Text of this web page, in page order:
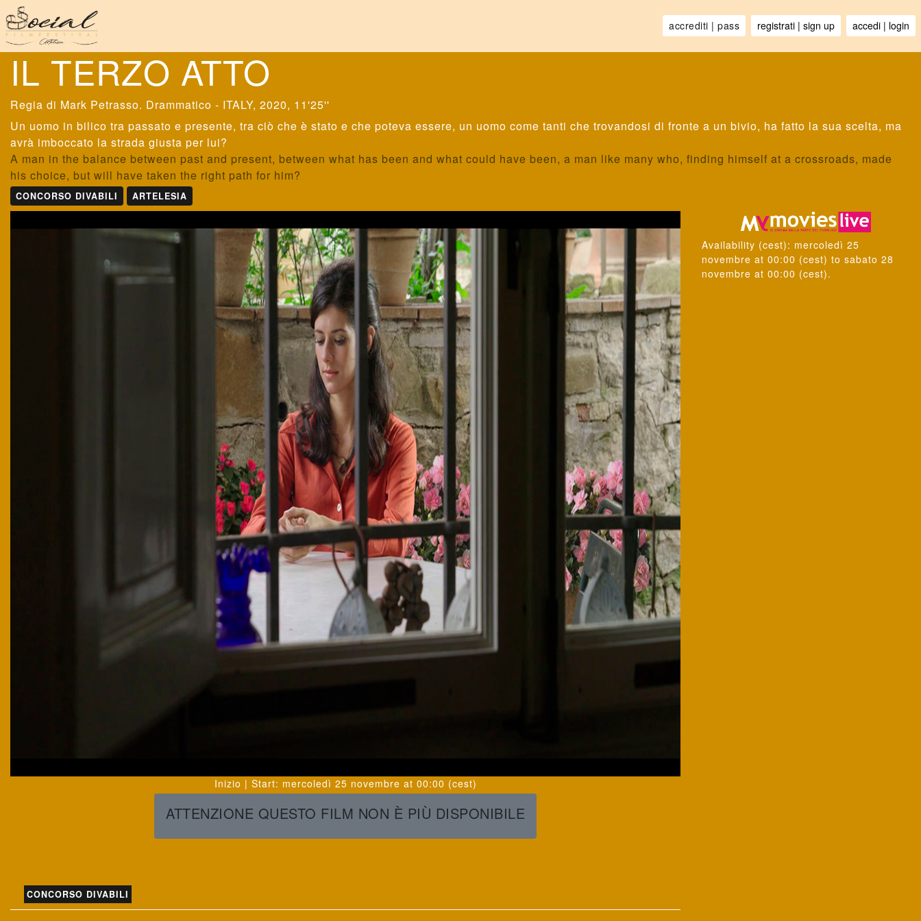
IL TERZO ATTO
Mark Petrasso. Drammatico - ITALY, 2020, 11'25''
Un uomo in bilico tra passato e presente, tra ciò che è stato e che poteva essere, un uomo come tanti che trovandosi di fronte a un bivio, ha fatto la sua scelta, ma
avrà imboccato la strada giusta per lui?
A man in the balance between past and present, between what has been and what could have been, a man like many who, finding himself at a crossroads, made
his choice, but will have taken the right path for him?
CONCORSO DIVABILI ARTELESIA
Inizio | Start: mercoledì 25 novembre at 00:00 (cest)
ATTENZIONE QUESTO FILM NON È PIÙ DISPONIBILE
CONCORSO DIVABILI
Availability (cest): mercoledì 25
novembre at 00:00 (cest) to sabato 28
novembre at 00:00 (cest).